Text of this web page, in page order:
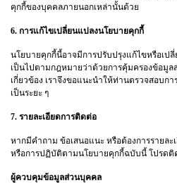
คุกกี้ของบุคคลภายนอกเหล่านั้นด้วย
6. การแก้ไขเปลี่ยนแปลงนโยบายคุกกี้
นโยบายคุกกี้นี้อาจมีการปรับปรุงแก้ไขหรือเป
เป็นไปตามกฎหมายว่าด้วยการคุ้มครองข้อมู
เกี่ยวข้อง เราจึงขอแนะนำให้ท่านตรวจสอบก
เป็นระยะ ๆ
7. รายละเอียดการติดต่อ
หากมีคำถาม ข้อเสนอแนะ หรือต้องการรายละ
หรือการปฏิบัติตามนโยบายคุกกี้ฉบับนี้ โปรดติ
ผู้ควบคุมข้อมูลส่วนบุคคล